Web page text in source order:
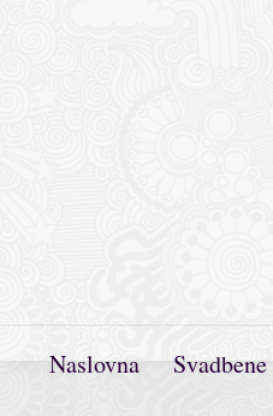
Naslovna